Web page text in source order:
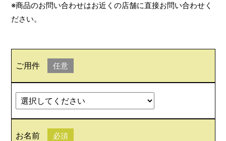
※商品のお問い合わせはお近くの店舗に直接お問い合わせく
ださい。
ご用件 任意
お名前 必須